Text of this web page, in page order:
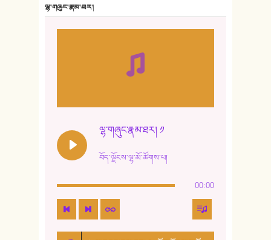
10. ཆང་གཞས། ༣
15. ཤམ་པ་ལ་ཡི་སྲས་མོ།
16. ལྷ་བུ་དར་བུ།
ལྷ་གཞུང་རྣམ་ཐར།
ལྷ་གཞུང་རྣམ་ཐར། ༡
བོད་ལྗོངས་ལྷ་མོ་ཚོགས་པ།
00:00